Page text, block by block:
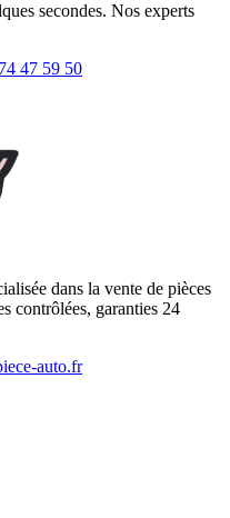
secondes. Nos experts
47 59 50
dans la vente de pièces
contrôlées, garanties 24
auto.fr